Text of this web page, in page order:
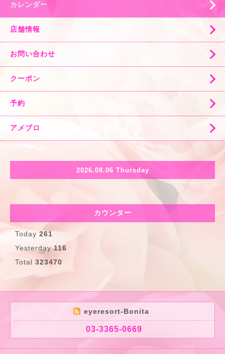
カレンダー
店舗情報
お問い合わせ
クーポン
予約
アメブロ
2026.08.06 Thursday
カウンター
Today 261
Yesterday116
Total 323470
eyeresort-Bonita
03-3365-0669